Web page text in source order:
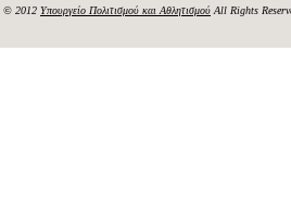
© 2012 Υπουργείο Πολιτισμού και Αθλητισμού All Rights